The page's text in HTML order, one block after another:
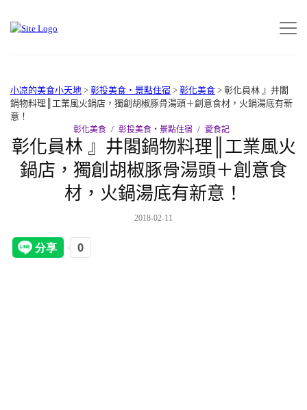
小凉的美食小天地 > 彰投美食‧景點住宿 > 彰化美食 > 彰化員林 』井閣
鍋物料理║工業風火鍋店，獨創胡椒豚骨湯頭＋創意食材，火鍋湯底有新
意！
彰化美食 彰投美食‧景點住宿 愛食記
彰化員林 』井閣鍋物料理║工業風火
鍋店，獨創胡椒豚骨湯頭＋創意食
材，火鍋湯底有新意！
2018-02-11